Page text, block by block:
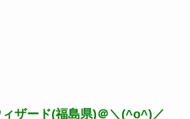
ザード(福島県)＠＼(^o^)／